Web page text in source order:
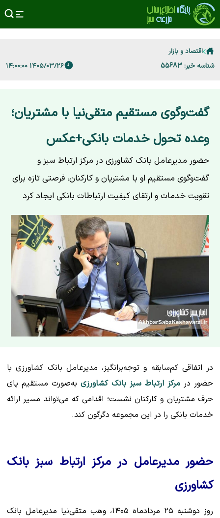
اقتصاد و بازار
شناسه خبر: 55683 ۱۴۰۵/۰۳/۲۶ ۱۴:۰۰:۰۰
گفت‌وگوی مستقیم متقی‌نیا با مشتریان؛
وعده تحول خدمات بانکی+عکس
حضور مدیرعامل بانک کشاورزی در مرکز ارتباط سبز و
گفت‌وگوی مستقیم او با مشتریان و کارکنان، فرصتی تازه برای
تقویت خدمات و ارتقای کیفیت ارتباطات بانکی ایجاد کرد
در اتفاقی کم‌سابقه و توجه‌برانگیز، مدیرعامل بانک کشاورزی با
حضور در مرکز ارتباط سبز بانک کشاورزی به‌صورت مستقیم پای
حرف مشتریان و کارکنان نشست؛ اقدامی که می‌تواند مسیر ارائه
خدمات بانکی را در این مجموعه دگرگون کند.
حضور مدیرعامل در مرکز ارتباط سبز بانک
کشاورزی
روز دوشنبه ۲۵ مردادماه ۱۴۰۵، وهب متقی‌نیا مدیرعامل بانک